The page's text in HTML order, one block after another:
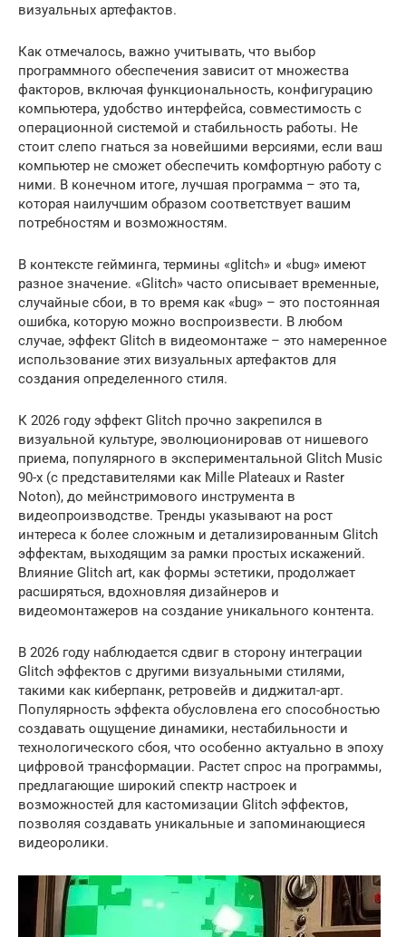
визуальных артефактов.
Как отмечалось, важно учитывать, что выбор
программного обеспечения зависит от множества
факторов, включая функциональность, конфигурацию
компьютера, удобство интерфейса, совместимость с
операционной системой и стабильность работы. Не
стоит слепо гнаться за новейшими версиями, если ваш
компьютер не сможет обеспечить комфортную работу с
ними. В конечном итоге, лучшая программа – это та,
которая наилучшим образом соответствует вашим
потребностям и возможностям.
В контексте гейминга, термины «glitch» и «bug» имеют
разное значение. «Glitch» часто описывает временные,
случайные сбои, в то время как «bug» – это постоянная
ошибка, которую можно воспроизвести. В любом
случае, эффект Glitch в видеомонтаже – это намеренное
использование этих визуальных артефактов для
создания определенного стиля.
К 2026 году эффект Glitch прочно закрепился в
визуальной культуре, эволюционировав от нишевого
приема, популярного в экспериментальной Glitch Music
90-х (с представителями как Mille Plateaux и Raster
Noton), до мейнстримового инструмента в
видеопроизводстве. Тренды указывают на рост
интереса к более сложным и детализированным Glitch
эффектам, выходящим за рамки простых искажений.
Влияние Glitch art, как формы эстетики, продолжает
расширяться, вдохновляя дизайнеров и
видеомонтажеров на создание уникального контента.
В 2026 году наблюдается сдвиг в сторону интеграции
Glitch эффектов с другими визуальными стилями,
такими как киберпанк, ретровейв и диджитал-арт.
Популярность эффекта обусловлена его способностью
создавать ощущение динамики, нестабильности и
технологического сбоя, что особенно актуально в эпоху
цифровой трансформации. Растет спрос на программы,
предлагающие широкий спектр настроек и
возможностей для кастомизации Glitch эффектов,
позволяя создавать уникальные и запоминающиеся
видеоролики.